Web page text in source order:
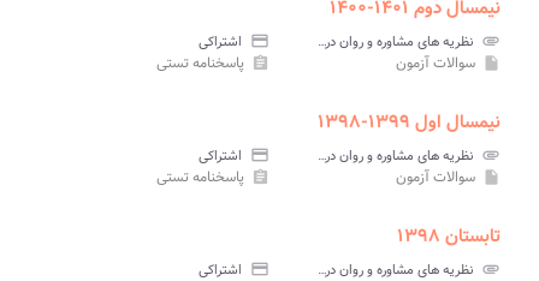
نیمسال دوم ۱۴۰۱-۱۴۰۰
attachment نظریه های مشاوره و روان درمانی ۱ پیام نور credit_card اشتراکی
insert_drive_file سوالات آزمون assignment پاسخنامه تستی
نیمسال اول ۱۳۹۹-۱۳۹۸
attachment نظریه های مشاوره و روان درمانی ۱ پیام نور credit_card اشتراکی
insert_drive_file سوالات آزمون assignment پاسخنامه تستی
تابستان ۱۳۹۸
attachment نظریه های مشاوره و روان درمانی ۱ پیام نور credit_card اشتراکی